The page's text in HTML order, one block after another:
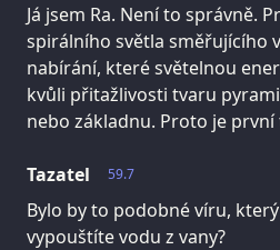
Já jsem Ra. Není to správně.
spirálního světla směřujícího
nabírání, které světelnou
kvůli přitažlivosti tvaru
nebo základnu. Proto je
59.7
Tazatel
Bylo by to podobné víru,
vypouštíte vodu z vany?